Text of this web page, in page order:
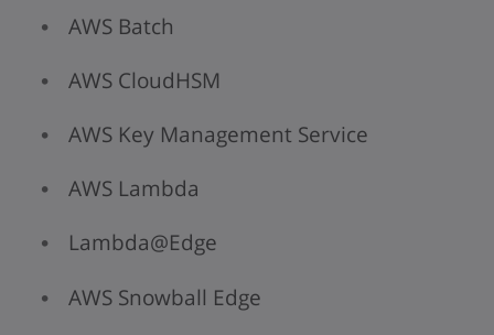
AWS Batch
AWS CloudHSM
AWS Key Management Service
AWS Lambda
Lambda@Edge
AWS Snowball Edge